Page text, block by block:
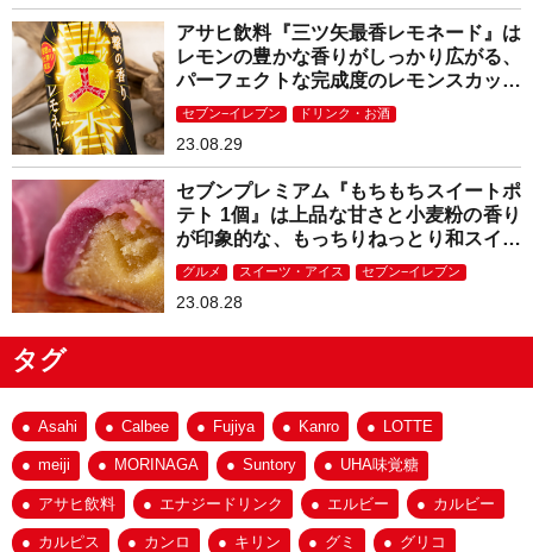
アサヒ飲料『三ツ矢最香レモネード』は
レモンの豊かな香りがしっかり広がる、
パーフェクトな完成度のレモンスカッシ
ュ！
セブン−イレブン ドリンク・お酒
23.08.29
セブンプレミアム『もちもちスイートポ
テト 1個』は上品な甘さと小麦粉の香り
が印象的な、もっちりねっとり和スイー
ツ！
グルメ スイーツ・アイス セブン−イレブン
23.08.28
タグ
Asahi Calbee Fujiya Kanro LOTTE
meiji MORINAGA Suntory UHA味覚糖
アサヒ飲料 エナジードリンク エルビー カルビー
カルピス カンロ キリン グミ グリコ